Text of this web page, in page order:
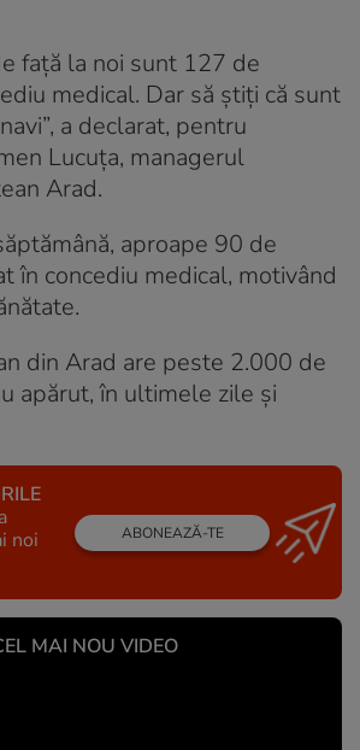
față la noi sunt 127 de
medical. Dar să știți că sunt
a declarat, pentru
Lucuța, managerul
Arad.
aproape 90 de
în concediu medical, motivând
din Arad are peste 2.000 de
apărut, în ultimele zile și
noi
ABONEAZĂ-TE
MAI NOU VIDEO